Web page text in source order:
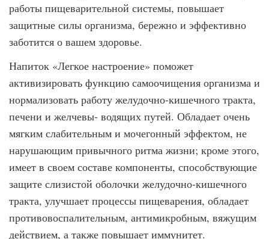
работы пищеварительной системы, повышает
защитные силы организма, бережно и эффективно
заботится о вашем здоровье.
Напиток «Легкое настроение» поможет
активизировать функцию самоочищения организма и
нормализовать работу желудочно-кишечного тракта,
печени и желчевы- водящих путей. Обладает очень
мягким слабительным и мочегонный эффектом, не
на­рушающим привычного ритма жизни; кроме этого,
имеет в своем составе компоненты, способствующие
защите слизистой оболочки желудочно-кишечного
тракта, улучшает процессы пищеварения, обладает
противовоспалительным, антимикробным, вяжущим
действием, а также повышает иммунитет.